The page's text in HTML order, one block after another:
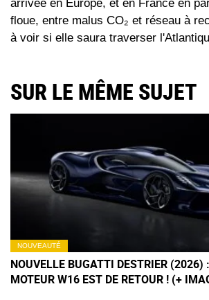
arrivée en Europe, et en France en
floue, entre malus CO₂ et réseau à
à voir si elle saura traverser
SUR LE MÊME SUJET
NOUVEAUTÉ
NOUVELLE BUGATTI DESTRIER (2026)
MOTEUR W16 EST DE RETOUR ! (+